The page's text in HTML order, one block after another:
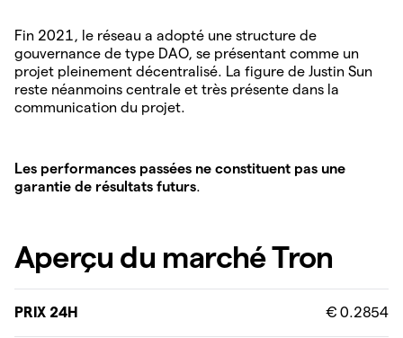
Fin 2021, le réseau a adopté une structure de
gouvernance de type DAO, se présentant comme un
projet pleinement décentralisé. La figure de Justin Sun
reste néanmoins centrale et très présente dans la
communication du projet.
Les performances passées ne constituent pas une
garantie de résultats futurs.
Aperçu du marché Tron
PRIX 24H € 0.2854